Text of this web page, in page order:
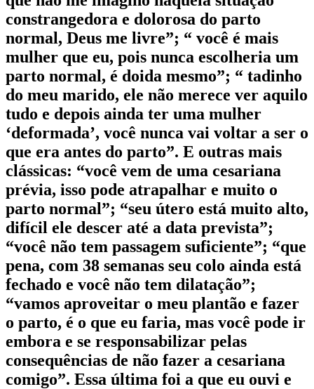
constrangedora e dolorosa do parto
normal, Deus me livre”; “ você é mais
mulher que eu, pois nunca escolheria um
parto normal, é doida mesmo”; “ tadinho
do meu marido, ele não merece ver aquilo
tudo e depois ainda ter uma mulher
‘deformada’, você nunca vai voltar a ser o
que era antes do parto”. E outras mais
clássicas: “você vem de uma cesariana
prévia, isso pode atrapalhar e muito o
parto normal”; “seu útero está muito alto,
difícil ele descer até a data prevista”;
“você não tem passagem suficiente”; “que
pena, com 38 semanas seu colo ainda está
fechado e você não tem dilatação”;
“vamos aproveitar o meu plantão e fazer
o parto, é o que eu faria, mas você pode ir
embora e se responsabilizar pelas
consequências de não fazer a cesariana
comigo”. Essa última foi a que eu ouvi e